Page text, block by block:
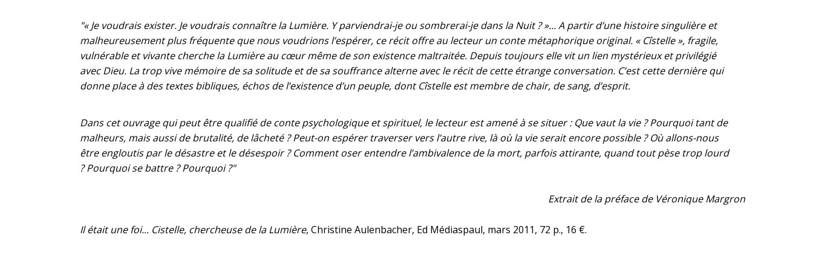
"« Je voudrais exister. Je voudrais connaître la Lumière. Y parviendrai-je ou sombrerai-je dans la Nuit ? »... A partir d’une histoire singulière et
malheureusement plus fréquente que nous voudrions l’espérer, ce récit offre au lecteur un conte métaphorique original. « Cîstelle », fragile,
vulnérable et vivante cherche la Lumière au cœur même de son existence maltraitée. Depuis toujours elle vit un lien mystérieux et privilégié
avec Dieu. La trop vive mémoire de sa solitude et de sa souffrance alterne avec le récit de cette étrange conversation. C’est cette dernière qui
donne place à des textes bibliques, échos de l’existence d’un peuple, dont Cîstelle est membre de chair, de sang, d’esprit.
Dans cet ouvrage qui peut être qualifié de conte psychologique et spirituel, le lecteur est amené à se situer : Que vaut la vie ? Pourquoi tant de
malheurs, mais aussi de brutalité, de lâcheté ? Peut-on espérer traverser vers l’autre rive, là où la vie serait encore possible ? Où allons-nous
être engloutis par le désastre et le désespoir ? Comment oser entendre l’ambivalence de la mort, parfois attirante, quand tout pèse trop lourd
? Pourquoi se battre ? Pourquoi ?"
Extrait de la préface de Véronique Margron
Il était une foi... Cistelle, chercheuse de la Lumière, Christine Aulenbacher, Ed Médiaspaul, mars 2011, 72 p., 16 €.